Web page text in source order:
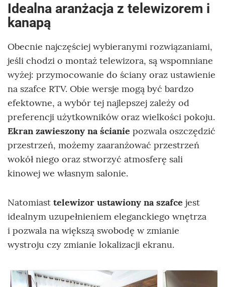
Idealna aranżacja z telewizorem i
kanapą
Obecnie najczęściej wybieranymi rozwiązaniami,
jeśli chodzi o montaż telewizora, są wspomniane
wyżej: przymocowanie do ściany oraz ustawienie
na szafce RTV. Obie wersje mogą być bardzo
efektowne, a wybór tej najlepszej zależy od
preferencji użytkowników oraz wielkości pokoju.
Ekran zawieszony na ścianie pozwala oszczędzić
przestrzeń, możemy zaaranżować przestrzeń
wokół niego oraz stworzyć atmosferę sali
kinowej we własnym salonie.
Natomiast telewizor ustawiony na szafce jest
idealnym uzupełnieniem eleganckiego wnętrza
i pozwala na większą swobodę w zmianie
wystroju czy zmianie lokalizacji ekranu.